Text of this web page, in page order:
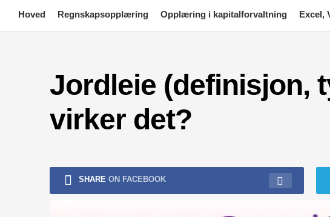
content
Hoved Regnskapsopplæring Opplæring i kapitalforvaltning Excel,
Jordleie (definisjon,
virker det?
SHARE ON FACEBOOK